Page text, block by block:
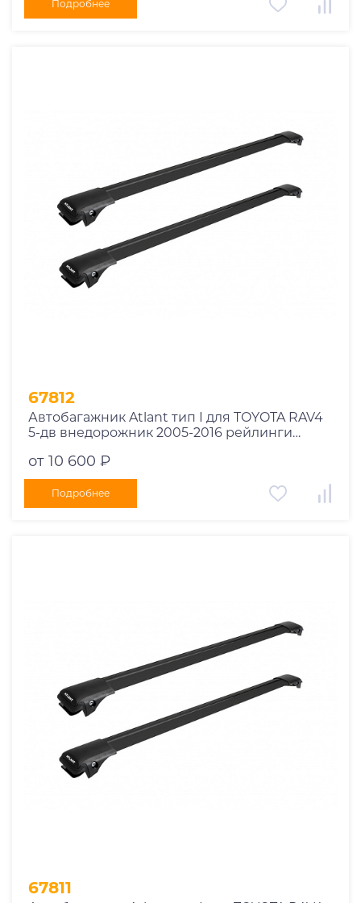
Подробнее
67812
Автобагажник Atlant тип I для TOYOTA RAV4
5-дв внедорожник 2005-2016 рейлинги
от 10 600 ₽
Подробнее
67811